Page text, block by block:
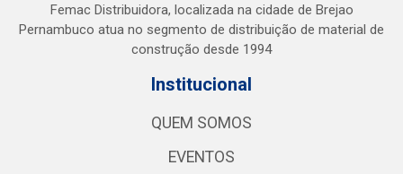
Femac Distribuidora, localizada na cidade de Brejao
Pernambuco atua no segmento de distribuição de material de
construção desde 1994
Institucional
QUEM SOMOS
EVENTOS